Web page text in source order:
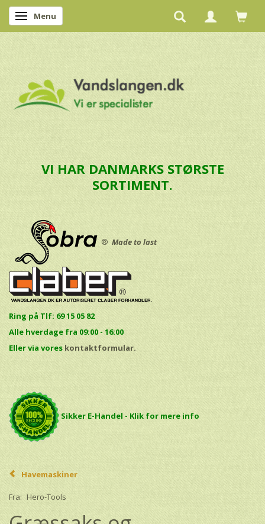
Skifte navigation
Menu
VI HAR DANMARKS STØRSTE
SORTIMENT.
® Made to last
Ring på Tlf: 69 15 05 82
Alle hverdage fra 09:00 - 16:00
Eller via vores kontaktformular.
Sikker E-Handel - Klik for mere info
Havemaskiner
Fra: Hero-Tools